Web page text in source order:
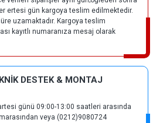
ertesi gün kargoya teslim edilmektedir.
uzamaktadır. Kargoya teslim
kayıtlı numaranıza mesaj olarak
DESTEK & MONTAJ
günü 09:00-13:00 saatleri arasında
veya (0212)9080724